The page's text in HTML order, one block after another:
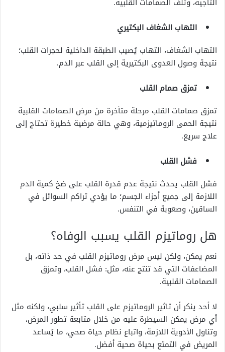
التهاب الشغاف البكتيري
التهاب الشغاف، التهاب يُصيب الطبقة الداخلية لحجرات القلب؛
نتيجة وصول العدوى البكتيرية إلى القلب عبر الدم.
تمزق صمام القلب
تمزق صمامات القلب مرحلة متأخرة من مرض الصمامات القلبية
نتيجة الحمى الروماتيزمية، وهي حالة مرضية خطيرة تحتاج إلى
علاج سريع.
فشل القلب
فشل القلب يحدث نتيجة عدم قدرة القلب على ضخ كمية الدم
اللازمة إلى جميع أجزاء الجسم؛ ما يؤدي تراكم السوائل في
الساقين، وصعوبة في التنفس.
هل روماتيزم القلب يسبب الوفاه؟
نعم يمكن، ولكن ليس مرض روماتيزم القلب في حد ذاته، بل
المضاعفات التي قد تنتج عنه، مثل: فشل القلب، وتمزق
الصمامات القلبية.
لا أحد ينكر أن تاثير الروماتيزم على القلب تأثير سلبي، ولكنه مثل
أي مرض يمكن السيطرة عليه من خلال متابعة تطور المرض،
وتناول الأدوية اللازمة، واتباع نظام حياة صحي، ما يُساعد
المريض في التمتع بحياة صحية أفضل.